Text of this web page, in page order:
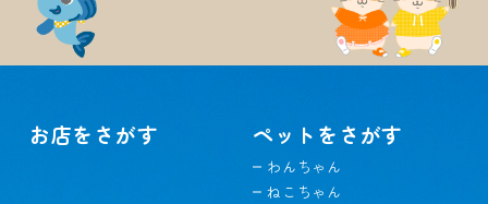
お店をさがす ペットをさがす
わんちゃん
ねこちゃん